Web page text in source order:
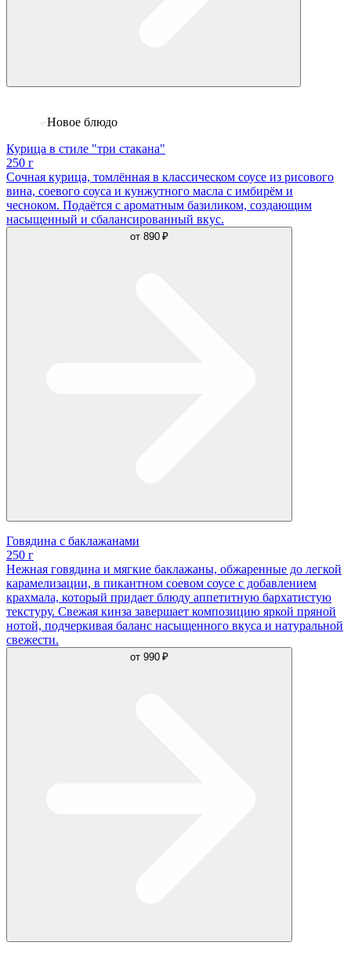
Новое блюдо
Курица в стиле "три стакана"
250 г
Сочная курица, томлённая в классическом соусе из рисового
вина, соевого соуса и кунжутного масла с имбирём и
чесноком. Подаётся с ароматным базиликом, создающим
насыщенный и сбалансированный вкус.
от 890 ₽
Говядина с баклажанами
250 г
Нежная говядина и мягкие баклажаны, обжаренные до легкой
карамелизации, в пикантном соевом соусе с добавлением
крахмала, который придает блюду аппетитную бархатистую
текстуру. Свежая кинза завершает композицию яркой пряной
нотой, подчеркивая баланс насыщенного вкуса и натуральной
свежести.
от 990 ₽